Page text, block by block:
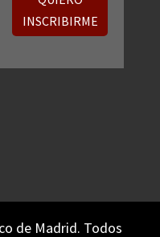
de Madrid. Todos